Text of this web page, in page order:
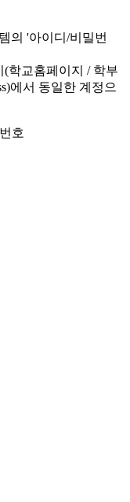
의 '아이디/비밀번
학교홈페이지 / 학부
에서 동일한 계정으
호